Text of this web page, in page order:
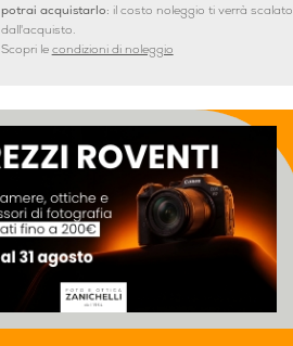
potrai acquistarlo: il costo noleggio ti verrà scalato
dall'acquisto.
Scopri le condizioni di noleggio